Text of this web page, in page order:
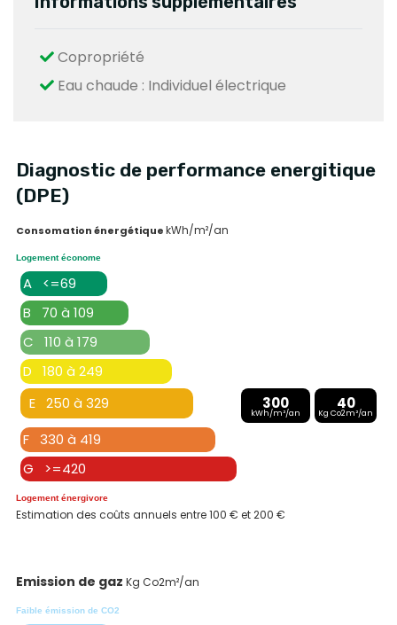
Copropriété
Eau chaude : Individuel électrique
Diagnostic de performance energitique
(DPE)
Consomation énergétiquekWh/m²/an
Logement économe
A <=69
B 70 à 109
C 110 à 179
D 180 à 249
E 250 à 329
300
kWh/m²/an
40
Kg Co2m²/an
F 330 à 419
G >=420
Logement énergivore
Estimation des coûts annuels entre 100 € et 200 €
Emission de gaz Kg Co2m²/an
Faible émission de CO2